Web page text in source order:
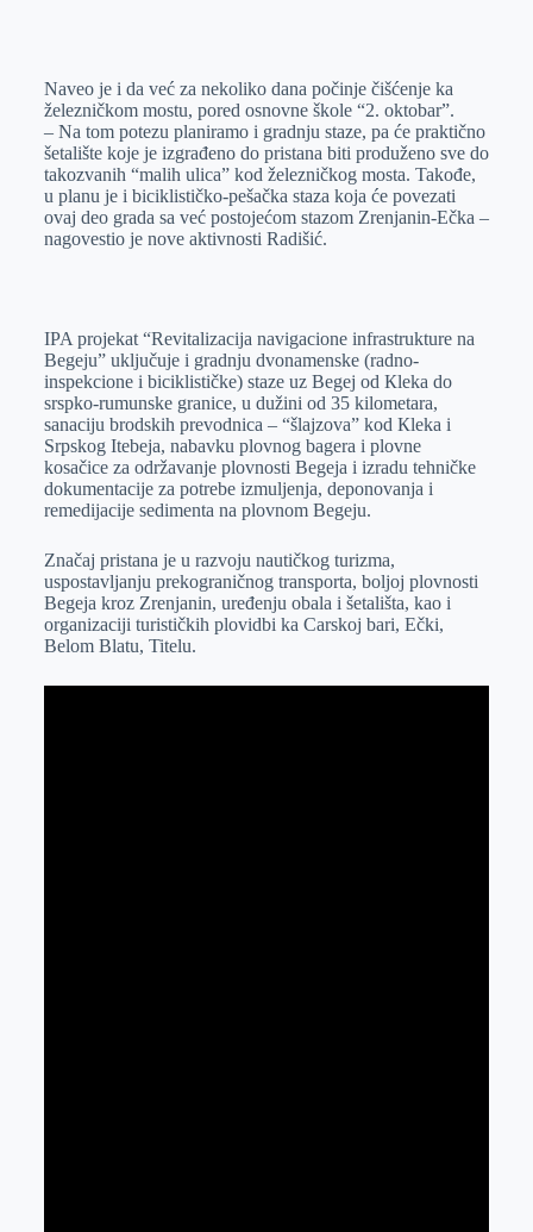
Naveo je i da već za nekoliko dana počinje čišćenje ka
železničkom mostu, pored osnovne škole “2. oktobar”.
– Na tom potezu planiramo i gradnju staze, pa će praktično
šetalište koje je izgrađeno do pristana biti produženo sve do
takozvanih “malih ulica” kod železničkog mosta. Takođe,
u planu je i biciklističko-pešačka staza koja će povezati
ovaj deo grada sa već postojećom stazom Zrenjanin-Ečka –
nagovestio je nove aktivnosti Radišić.
IPA projekat “Revitalizacija navigacione infrastrukture na
Begeju” uključuje i gradnju dvonamenske (radno-
inspekcione i biciklističke) staze uz Begej od Кleka do
srspko-rumunske granice, u dužini od 35 kilometara,
sanaciju brodskih prevodnica – “šlajzova” kod Кleka i
Srpskog Itebeja, nabavku plovnog bagera i plovne
kosačice za održavanje plovnosti Begeja i izradu tehničke
dokumentacije za potrebe izmuljenja, deponovanja i
remedijacije sedimenta na plovnom Begeju.
Značaj pristana je u razvoju nautičkog turizma,
uspostavljanju prekograničnog transporta, boljoj plovnosti
Begeja kroz Zrenjanin, uređenju obala i šetališta, kao i
organizaciji turističkih plovidbi ka Carskoj bari, Ečki,
Belom Blatu, Titelu.